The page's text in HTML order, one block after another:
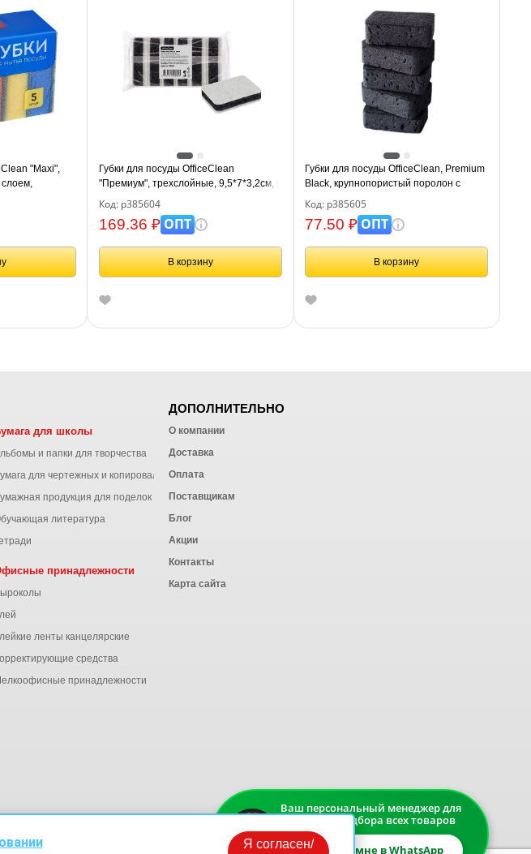
"Maxi",
Губки для посуды OfficeClean
"Премиум", трехслойные, 9,5*7*3,2см, 6шт
Код: р385604
169.36 ₽ОПТ
В корзину
Губки для посуды OfficeClean, Premium
Black, крупнопористый поролон с
абразивным слоем, черные,
9,5*6,5*3см, 5шт
Код: р385605
77.50 ₽ОПТ
В корзину
книжки
для школы
и папки для творчества
для чертежных и копировальных работ
продукция для поделок
литература
принадлежности
ленты канцелярские
средства
принадлежности
ДОПОЛНИТЕЛЬНО
О компании
Доставка
Оплата
Поставщикам
Блог
Акции
Контакты
Карта сайта
Ваш персональный менеджер для
быстрого подбора всех товаров
Напишите мне в WhatsApp
Я согласен/